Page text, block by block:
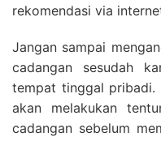
rekomendasi via
Jangan sampai
cadangan sesudah
tempat tinggal pribadi.
akan melakukan
cadangan sebelum